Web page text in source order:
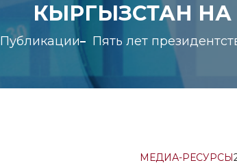
КЫРГЫЗСТАН НА
Публикации Пять лет
МЕДИА-РЕСУРСЫ